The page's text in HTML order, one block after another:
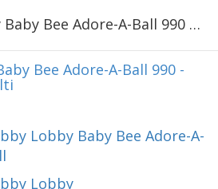
Hobby Lobby Baby Bee Adore-A-Ball 990 - Blue White Multi
Bee Adore-A-Ball 990 -
Lobby Baby Bee Adore-A-
Lobby